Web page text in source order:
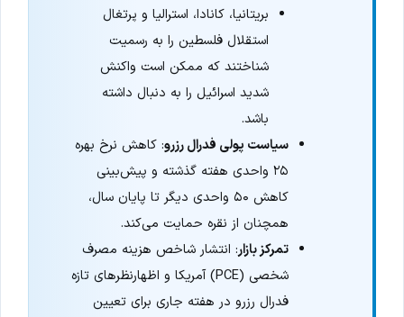
بریتانیا، کانادا، استرالیا و پرتغال
استقلال فلسطین را به رسمیت
شناختند که ممکن است واکنش
شدید اسرائیل را به دنبال داشته
باشد.
سیاست پولی فدرال رزرو: کاهش نرخ بهره
۲۵ واحدی هفته گذشته و پیش‌بینی
کاهش ۵۰ واحدی دیگر تا پایان سال،
همچنان از نقره حمایت می‌کند.
تمرکز بازار: انتشار شاخص هزینه مصرف
شخصی (PCE) آمریکا و اظهارنظرهای تازه
فدرال رزرو در هفته جاری برای تعیین